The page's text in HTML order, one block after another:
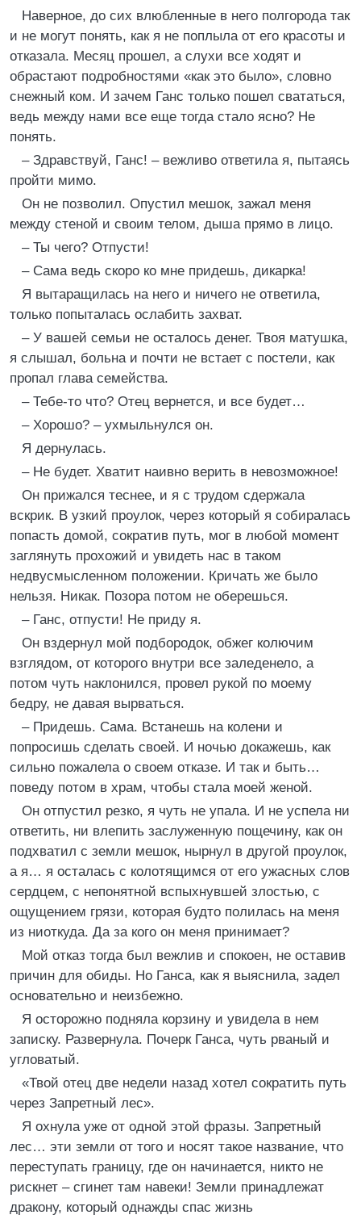
Наверное, до сих влюбленные в него полгорода так
и не могут понять, как я не поплыла от его красоты и
отказала. Месяц прошел, а слухи все ходят и
обрастают подробностями «как это было», словно
снежный ком. И зачем Ганс только пошел свататься,
ведь между нами все еще тогда стало ясно? Не
понять.
– Здравствуй, Ганс! – вежливо ответила я, пытаясь
пройти мимо.
Он не позволил. Опустил мешок, зажал меня
между стеной и своим телом, дыша прямо в лицо.
– Ты чего? Отпусти!
– Сама ведь скоро ко мне придешь, дикарка!
Я вытаращилась на него и ничего не ответила,
только попыталась ослабить захват.
– У вашей семьи не осталось денег. Твоя матушка,
я слышал, больна и почти не встает с постели, как
пропал глава семейства.
– Тебе-то что? Отец вернется, и все будет…
– Хорошо? – ухмыльнулся он.
Я дернулась.
– Не будет. Хватит наивно верить в невозможное!
Он прижался теснее, и я с трудом сдержала
вскрик. В узкий проулок, через который я собиралась
попасть домой, сократив путь, мог в любой момент
заглянуть прохожий и увидеть нас в таком
недвусмысленном положении. Кричать же было
нельзя. Никак. Позора потом не оберешься.
– Ганс, отпусти! Не приду я.
Он вздернул мой подбородок, обжег колючим
взглядом, от которого внутри все заледенело, а
потом чуть наклонился, провел рукой по моему
бедру, не давая вырваться.
– Придешь. Сама. Встанешь на колени и
попросишь сделать своей. И ночью докажешь, как
сильно пожалела о своем отказе. И так и быть…
поведу потом в храм, чтобы стала моей женой.
Он отпустил резко, я чуть не упала. И не успела ни
ответить, ни влепить заслуженную пощечину, как он
подхватил с земли мешок, нырнул в другой проулок,
а я… я осталась с колотящимся от его ужасных слов
сердцем, с непонятной вспыхнувшей злостью, с
ощущением грязи, которая будто полилась на меня
из ниоткуда. Да за кого он меня принимает?
Мой отказ тогда был вежлив и спокоен, не оставив
причин для обиды. Но Ганса, как я выяснила, задел
основательно и неизбежно.
Я осторожно подняла корзину и увидела в нем
записку. Развернула. Почерк Ганса, чуть рваный и
угловатый.
«Твой отец две недели назад хотел сократить путь
через Запретный лес».
Я охнула уже от одной этой фразы. Запретный
лес… эти земли от того и носят такое название, что
переступать границу, где он начинается, никто не
рискнет – сгинет там навеки! Земли принадлежат
дракону, который однажды спас жизнь